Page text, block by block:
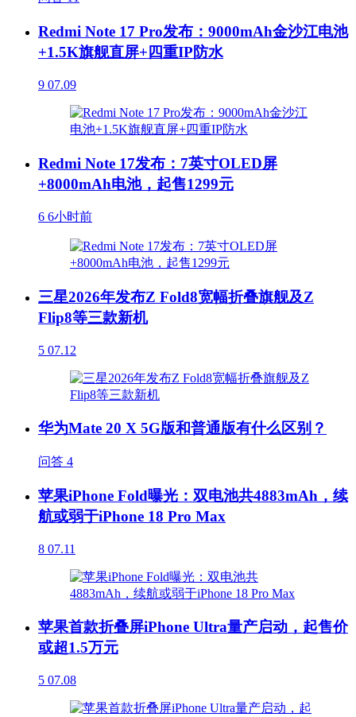
Redmi Note 17 Pro发布：9000mAh金沙江电池
+1.5K旗舰直屏+四重IP防水
9 07.09
Redmi Note 17发布：7英寸OLED屏
+8000mAh电池，起售1299元
6 6小时前
三星2026年发布Z Fold8宽幅折叠旗舰及Z
Flip8等三款新机
5 07.12
华为Mate 20 X 5G版和普通版有什么区别？
问答 4
苹果iPhone Fold曝光：双电池共4883mAh，续
航或弱于iPhone 18 Pro Max
8 07.11
苹果首款折叠屏iPhone Ultra量产启动，起售价
或超1.5万元
5 07.08